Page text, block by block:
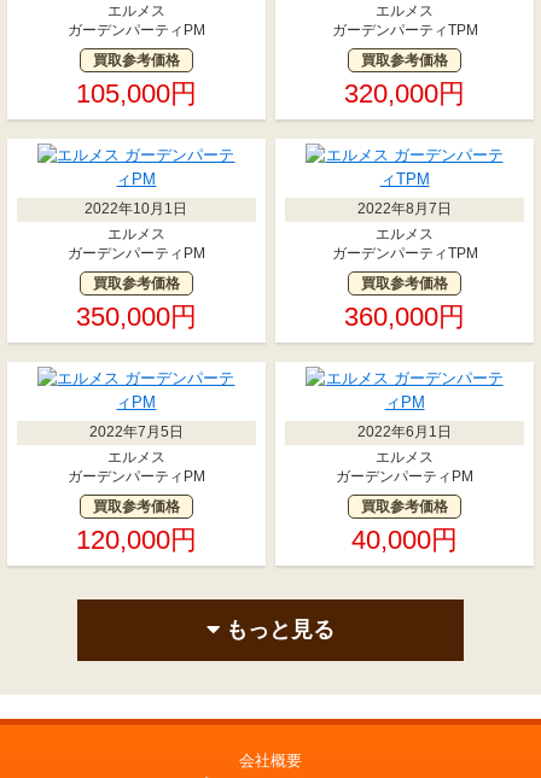
エルメス
ガーデンパーティPM
買取参考価格
105,000円
エルメス
ガーデンパーティTPM
買取参考価格
320,000円
2022年10月1日
エルメス
ガーデンパーティPM
買取参考価格
350,000円
2022年8月7日
エルメス
ガーデンパーティTPM
買取参考価格
360,000円
2022年7月5日
エルメス
ガーデンパーティPM
買取参考価格
120,000円
2022年6月1日
エルメス
ガーデンパーティPM
買取参考価格
40,000円
もっと見る
会社概要